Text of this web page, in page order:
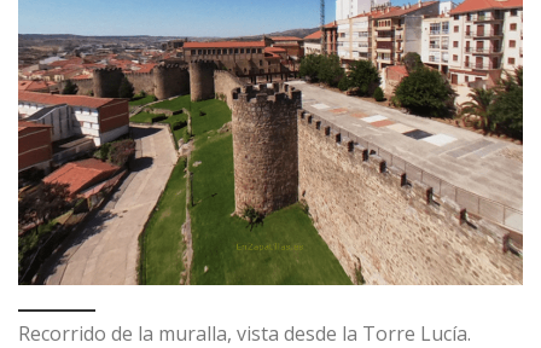
Recorrido de la muralla, vista desde la Torre Lucía.